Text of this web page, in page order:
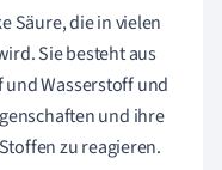
Säure, die in vielen
Sie besteht aus
Wasserstoff und
und ihre
zu reagieren.